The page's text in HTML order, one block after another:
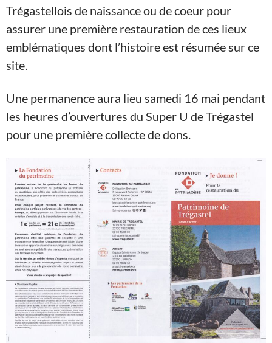
Trégastellois de naissance ou de coeur pour
assurer une première restauration de ces lieux
emblématiques dont l’histoire est résumée sur ce
site.
Une permanence aura lieu samedi 16 mai pendant
les heures d’ouvertures du Super U de Trégastel
pour une première collecte de dons.